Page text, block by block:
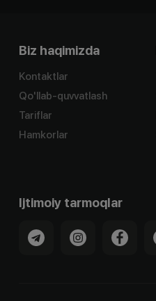
Biz haqimizda
Kontaktlar
Qo'llab-quvvatlash
Tariflar
Hamkorlar
Ijtimoiy tarmoqlar